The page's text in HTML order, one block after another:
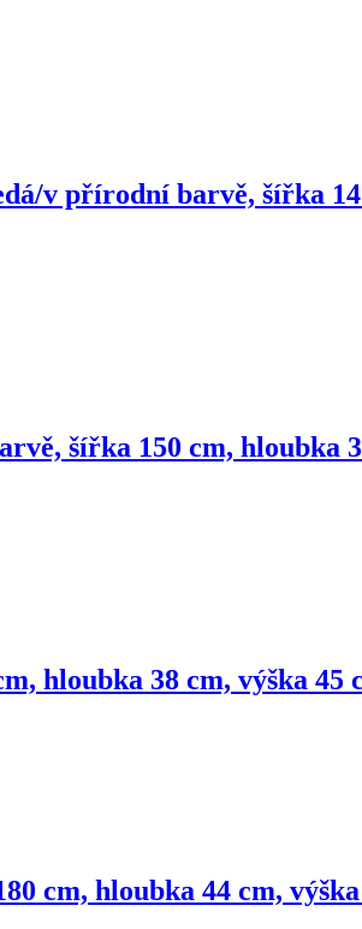
v přírodní barvě, šířka
šířka 150 cm, hloubka
hloubka 38 cm, výška 45
cm, hloubka 44 cm,